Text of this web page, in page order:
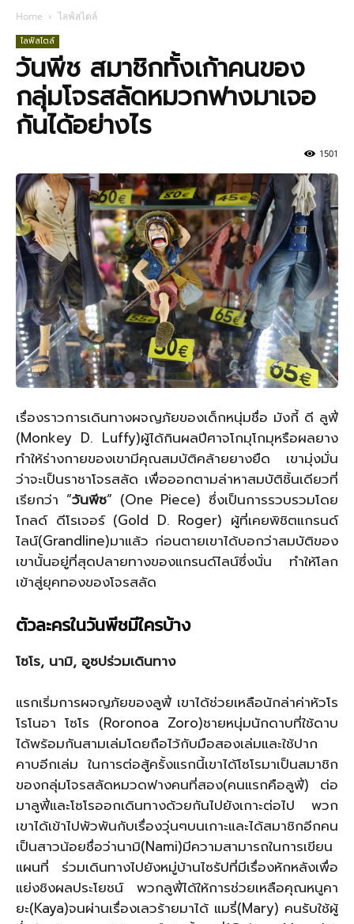
Home ไลฟ์สไตล์
ไลฟ์สไตล์
วันพีช สมาชิกทั้งเก้าคนของ
กลุ่มโจรสลัดหมวกฟางมาเจอ
กันได้อย่างไร
1501
เรื่องราวการเดินทางผจญภัยของเด็กหนุ่มชื่อ มังกี้ ดี ลูฟี่
(Monkey D. Luffy)ผู้ได้กินผลปีศาจโกมุโกมุหรือผลยาง
ทำให้ร่างกายของเขามีคุณสมบัติคล้ายยางยืด เขามุ่งมั่น
ว่าจะเป็นราชาโจรสลัด เพื่อออกตามล่าหาสมบัติชิ้นเดียวที่
เรียกว่า ”วันพีซ” (One Piece) ซึ่งเป็นการรวบรวมโดย
โกลด์ ดีโรเจอร์ (Gold D. Roger) ผู้ที่เคยพิชิตแกรนด์
ไลน์(Grandline)มาแล้ว ก่อนตายเขาได้บอกว่าสมบัติของ
เขานั้นอยู่ที่สุดปลายทางของแกรนด์ไลน์ซึ่งนั่น ทำให้โลก
เข้าสู่ยุคทองของโจรสลัด
ตัวละครในวันพีชมีใครบ้าง
โซโร, นามิ, อูซปร่วมเดินทาง
แรกเริ่มการผจญภัยของลูฟี่ เขาได้ช่วยเหลือนักล่าค่าหัวโร
โรโนอา โซโร (Roronoa Zoro)ชายหนุ่มนักดาบที่ใช้ดาบ
ได้พร้อมกันสามเล่มโดยถือไว้กับมือสองเล่มและใช้ปาก
คาบอีกเล่ม ในการต่อสู้ครั้งแรกนี้เขาได้โซโรมาเป็นสมาชิก
ของกลุ่มโจรสลัดหมวดฟางคนที่สอง(คนแรกคือลูฟี่) ต่อ
มาลูฟี่และโซโรออกเดินทางด้วยกันไปยังเกาะต่อไป พวก
เขาได้เข้าไปพัวพันกับเรื่องวุ่นๆบนเกาะและได้สมาชิกอีกคน
เป็นสาวน้อยชื่อว่านามิ(Nami)มีความสามารถในการเขียน
แผนที่ ร่วมเดินทางไปยังหมู่บ้านไซรัปที่มีเรื่องหักหลังเพื่อ
แย่งชิงผลประโยชน์ พวกลูฟี่ได้ให้การช่วยเหลือคุณหนูคา
ยะ(Kaya)จนผ่านเรื่องเลวร้ายมาได้ แมรี่(Mary) คนรับใช้ผู้